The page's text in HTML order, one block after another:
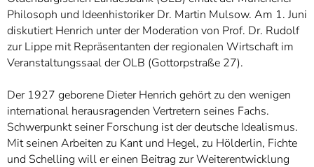
Philosoph und Ideenhistoriker Dr. Martin Mulsow. Am 1. Juni
diskutiert Henrich unter der Moderation von Prof. Dr. Rudolf
zur Lippe mit Repräsentanten der regionalen Wirtschaft im
Veranstaltungssaal der OLB (Gottorpstraße 27).
Der 1927 geborene Dieter Henrich gehört zu den wenigen
international herausragenden Vertretern seines Fachs.
Schwerpunkt seiner Forschung ist der deutsche Idealismus.
Mit seinen Arbeiten zu Kant und Hegel, zu Hölderlin, Fichte
und Schelling will er einen Beitrag zur Weiterentwicklung